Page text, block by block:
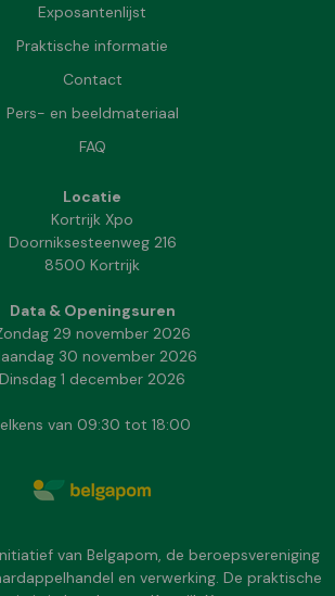
Exposantenlijst
Praktische informatie
Contact
Pers- en beeldmateriaal
FAQ
Locatie
Kortrijk Xpo
Doorniksesteenweg 216
8500 Kortrijk
Data & Openingsuren
29 november 2026
30 november 2026
Dinsdag 1 december 2026
van 09:30 tot 18:00
van Belgapom, de beroepsvereniging
en verwerking. De praktische